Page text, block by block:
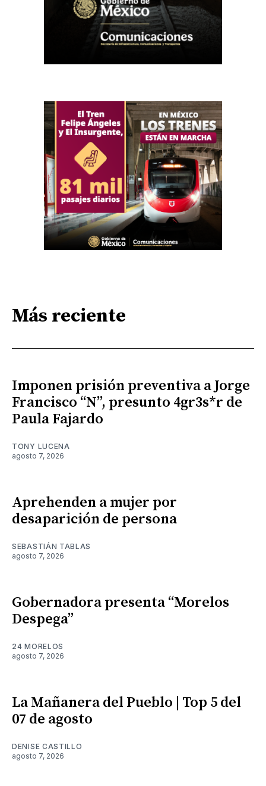
Más reciente
Imponen prisión preventiva a Jorge
Francisco “N”, presunto 4gr3s*r de
Paula Fajardo
TONY LUCENA
agosto 7, 2026
Aprehenden a mujer por
desaparición de persona
SEBASTIÁN TABLAS
agosto 7, 2026
Gobernadora presenta “Morelos
Despega”
24 MORELOS
agosto 7, 2026
La Mañanera del Pueblo | Top 5 del
07 de agosto
DENISE CASTILLO
agosto 7, 2026